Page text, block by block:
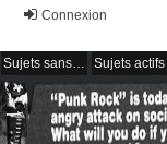
Connexion
Sujets sans réponse Sujets actifs